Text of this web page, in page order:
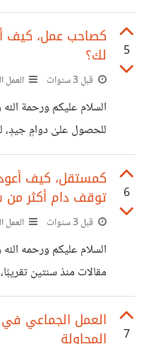
ذلك؟، فأنا بحثت على
العملاء واستفساراتهم،
العميل.
5
كصاحب عمل، كيف
لك؟
قبل 3 سنوات العمل
السلام عليكم ورحمة
للحصول علىٰ دوامٍ
العمل في المستقل
6
كمستقل، كيف
توقف دام أكثر من
قبل 3 سنوات العمل
السلام عليكم ورحمه
مقالات منذ سنتين
فما هي نصائحكم لي
وبيتي وأولادي؟
7
العمل الجماعي